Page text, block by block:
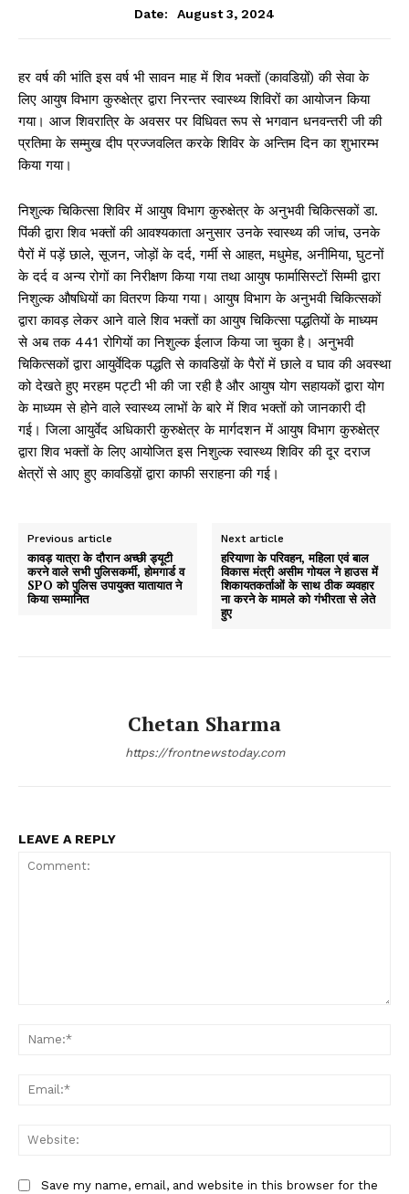
Date:
August 3, 2024
हर वर्ष की भांति इस वर्ष भी सावन माह में शिव भक्तों (कावडिय़ों) की सेवा के
लिए आयुष विभाग कुरुक्षेत्र द्वारा निरन्तर स्वास्थ्य शिविरों का आयोजन किया
गया। आज शिवरात्रि के अवसर पर विधिवत रूप से भगवान धनवन्तरी जी की
प्रतिमा के सम्मुख दीप प्रज्जवलित करके शिविर के अन्तिम दिन का शुभारम्भ
किया गया।
निशुल्क चिकित्सा शिविर में आयुष विभाग कुरुक्षेत्र के अनुभवी चिकित्सकों डा.
पिंकी द्वारा शिव भक्तों की आवश्यकाता अनुसार उनके स्वास्थ्य की जांच, उनके
पैरों में पड़ें छाले, सूजन, जोड़ों के दर्द, गर्मी से आहत, मधुमेह, अनीमिया, घुटनों
के दर्द व अन्य रोगों का निरीक्षण किया गया तथा आयुष फार्मासिस्टों सिम्मी द्वारा
निशुल्क औषधियों का वितरण किया गया। आयुष विभाग के अनुभवी चिकित्सकों
द्वारा कावड़ लेकर आने वाले शिव भक्तों का आयुष चिकित्सा पद्धतियों के माध्यम
से अब तक 441 रोगियों का निशुल्क ईलाज किया जा चुका है। अनुभवी
चिकित्सकों द्वारा आयुर्वेदिक पद्धति से कावडिय़ों के पैरों में छाले व घाव की अवस्था
को देखते हुए मरहम पट्टी भी की जा रही है और आयुष योग सहायकों द्वारा योग
के माध्यम से होने वाले स्वास्थ्य लाभों के बारे में शिव भक्तों को जानकारी दी
गई। जिला आयुर्वेद अधिकारी कुरुक्षेत्र के मार्गदशन में आयुष विभाग कुरुक्षेत्र
द्वारा शिव भक्तों के लिए आयोजित इस निशुल्क स्वास्थ्य शिविर की दूर दराज
क्षेत्रों से आए हुए कावडिय़ों द्वारा काफी सराहना की गई।
Previous article
कावड़ यात्रा के दौरान अच्छी ड्यूटी
करने वाले सभी पुलिसकर्मी, होमगार्ड व
SPO को पुलिस उपायुक्त यातायात ने
किया सम्मानित
Next article
हरियाणा के परिवहन, महिला एवं बाल
विकास मंत्री असीम गोयल ने हाउस में
शिकायतकर्ताओं के साथ ठीक व्यवहार
ना करने के मामले को गंभीरता से लेते
हुए
Chetan Sharma
https://frontnewstoday.com
LEAVE A REPLY
Save my name, email, and website in this browser for the